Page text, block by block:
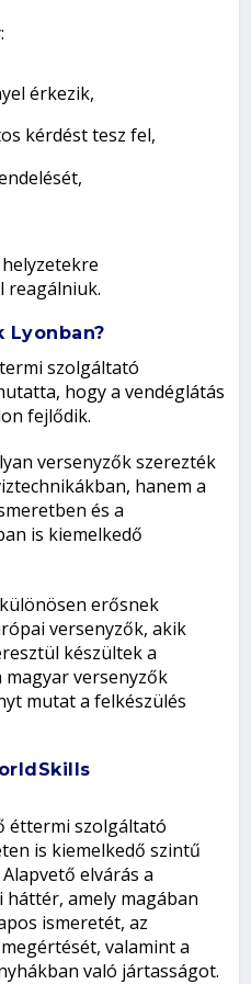
érkezik,
kérdést tesz fel,
reagálniuk.
Lyonban?
szolgáltató
hogy a vendéglátás
fejlődik.
versenyzők szerezték
hanem a
és a
is kiemelkedő
erősnek
versenyzők, akik
készültek a
magyar versenyzők
mutat a felkészülés
éttermi szolgáltató
is kiemelkedő szintű
elvárás a
amely magában
ismeretét, az
valamint a
való jártasságot.